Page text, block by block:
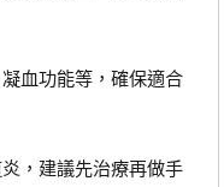
血功能等，確保適合
，建議先治療再做手